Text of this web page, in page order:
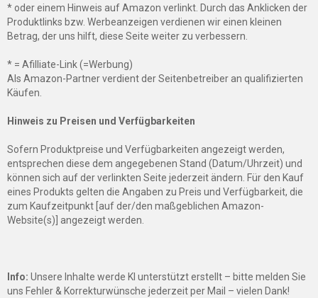
* oder einem Hinweis auf Amazon verlinkt. Durch das Anklicken der
Produktlinks bzw. Werbeanzeigen verdienen wir einen kleinen
Betrag, der uns hilft, diese Seite weiter zu verbessern.
* = Afilliate-Link (=Werbung)
Als Amazon-Partner verdient der Seitenbetreiber an qualifizierten
Käufen.
Hinweis zu Preisen und Verfügbarkeiten
Sofern Produktpreise und Verfügbarkeiten angezeigt werden,
entsprechen diese dem angegebenen Stand (Datum/Uhrzeit) und
können sich auf der verlinkten Seite jederzeit ändern. Für den Kauf
eines Produkts gelten die Angaben zu Preis und Verfügbarkeit, die
zum Kaufzeitpunkt [auf der/den maßgeblichen Amazon-
Website(s)] angezeigt werden.
Info: Unsere Inhalte werde KI unterstützt erstellt – bitte melden Sie
uns Fehler & Korrekturwünsche jederzeit per Mail – vielen Dank!